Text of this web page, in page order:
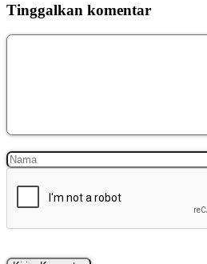
Tinggalkan komentar
Komentar
Nama